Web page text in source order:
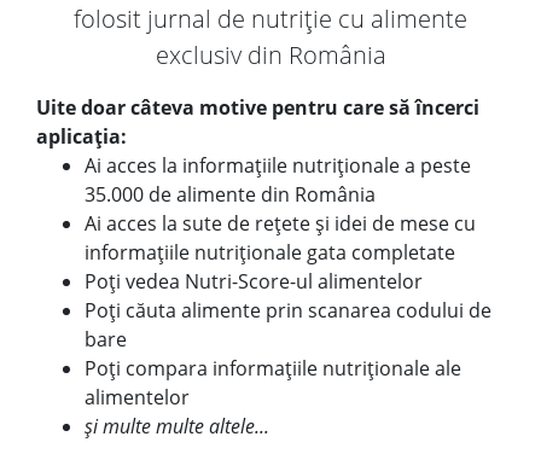
folosit jurnal de nutriție cu alimente
exclusiv din România
Uite doar câteva motive pentru care să încerci
aplicația:
Ai acces la informațiile nutriționale a peste
35.000 de alimente din România
Ai acces la sute de rețete și idei de mese cu
informațiile nutriționale gata completate
Poți vedea Nutri-Score-ul alimentelor
Poți căuta alimente prin scanarea codului de
bare
Poți compara informațiile nutriționale ale
alimentelor
și multe multe altele...